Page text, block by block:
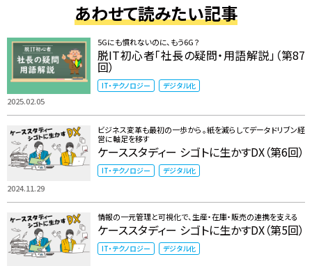
あわせて読みたい記事
2025.02.05
5Gにも慣れないのに、もう6G？
脱IT初心者「社長の疑問・用語解説」（第87
回）
IT・テクノロジー デジタル化
2024.11.29
ビジネス変革も最初の一歩から。紙を減らしてデータドリブン経
営に軸足を移す
ケーススタディー シゴトに生かすDX（第6回）
IT・テクノロジー デジタル化
情報の一元管理と可視化で、生産・在庫・販売の連携を支える
ケーススタディー シゴトに生かすDX（第5回）
IT・テクノロジー デジタル化